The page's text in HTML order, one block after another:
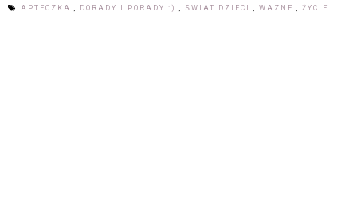
APTECZKA , DORADY I PORADY :) , SWIAT DZIECI , WAZNE , ŻYCIE